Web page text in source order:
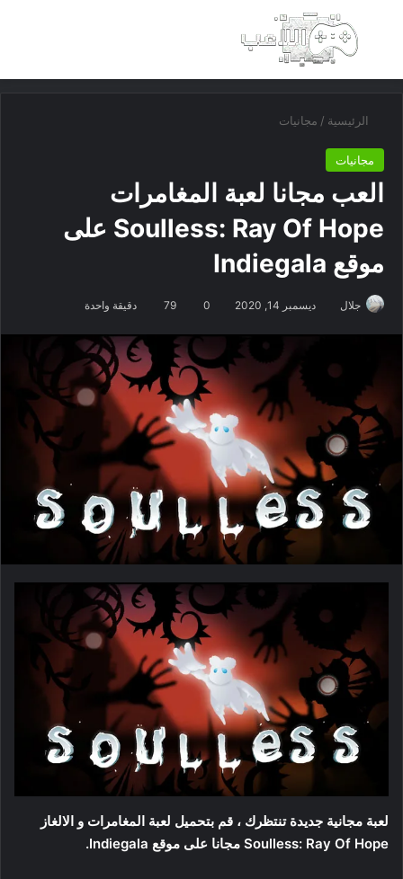
بحث عن
الرئيسية / مجانيات
مجانيات
العب مجانا لعبة المغامرات
Soulless: Ray Of Hope على
موقع Indiegala
جلال ديسمبر 14, 2020 0
79 دقيقة واحدة
لعبة مجانية جديدة تنتظرك ، قم بتحميل لعبة المغامرات و الالغاز
Soulless: Ray Of Hope مجانا على موقع Indiegala.